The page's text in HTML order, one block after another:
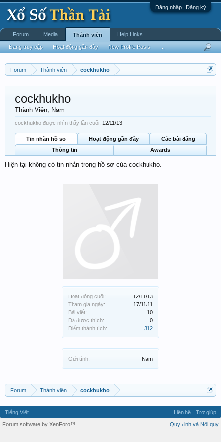
Đăng nhập | Đăng ký
Forum Thành viên cockhukho
Hoạt động cuối:
12/11/13
Tham gia ngày:
17/11/11
Bài viết:
10
Đã được thích:
0
Điểm thành tích:
312
Giới tính: Nam
cockhukho
Thành Viên, Nam
cockhukho được nhìn thấy lần cuối: 12/11/13
Tin nhắn hồ sơ Hoạt động gần đây
Các bài đăng
Thông tin
Awards
Hiện tại không có tin nhắn trong hồ sơ của cockhukho.
Forum Thành viên cockhukho
Forum Media Thành viên
Đang truy cập Hoạt động gần đây New Profile Posts
Help Links
Tiếng Việt Liên hệ
Trợ giúp
Quy định và Nội quy
Forum software by XenForo™